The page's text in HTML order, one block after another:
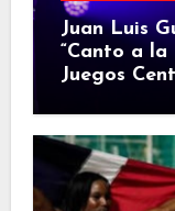
Juan Luis
“Canto a la
Juegos